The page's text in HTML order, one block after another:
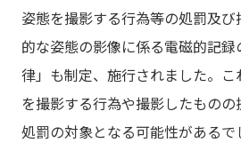
姿態を撮影する行為等の処罰及
的な姿態の影像に係る電磁的記
律」も制定、施行されました。
を撮影する行為や撮影したもの
処罰の対象となる可能性があるで